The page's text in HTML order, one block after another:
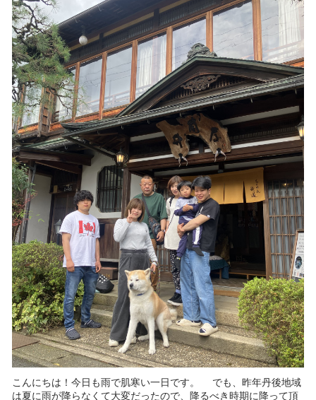
こんにちは！今日も雨で肌寒い一日です。 でも、昨年丹後地域
は夏に雨が降らなくて大変だったので、降るべき時期に降って頂